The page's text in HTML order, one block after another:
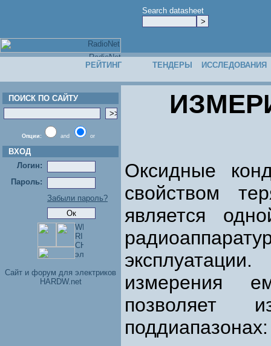
Search datasheet
РЕЙТИНГ ТЕНДЕРЫ ИССЛЕДОВАНИЯ
ПОИСК ПО САЙТУ
Опции: and or
ВХОД
Логин:
Пароль:
Забыли пароль?
Cайт и форум для электриков
HARDW.net
Оксидные
свойством
является
измерения
позволяет
поддиапазонах: